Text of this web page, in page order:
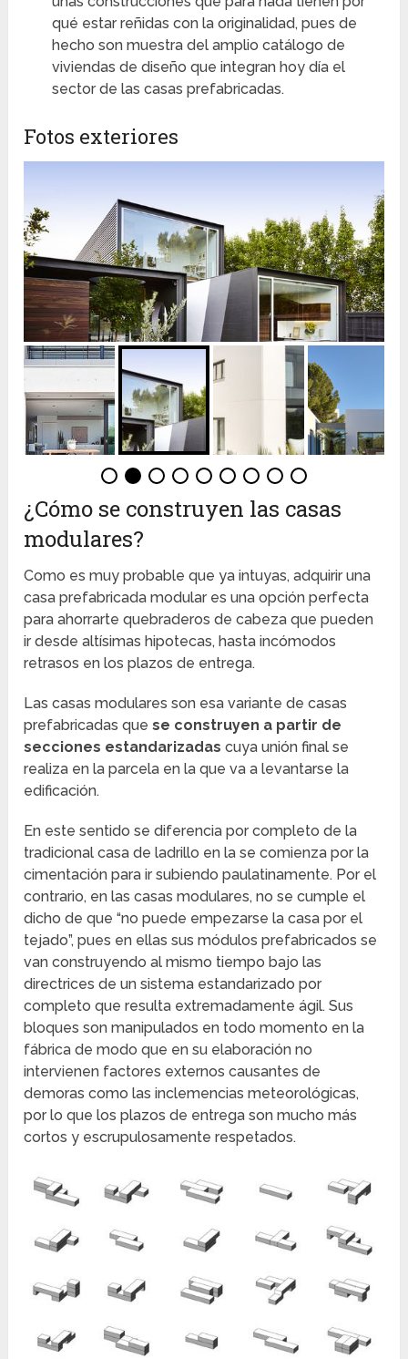
qué estar reñidas con la originalidad, pues de
hecho son muestra del amplio catálogo de
viviendas de diseño que integran hoy día el
sector de las casas prefabricadas.
Fotos exteriores
¿Cómo se construyen las casas
modulares?
Como es muy probable que ya intuyas, adquirir una
casa prefabricada modular es una opción perfecta
para ahorrarte quebraderos de cabeza que pueden
ir desde altísimas hipotecas, hasta incómodos
retrasos en los plazos de entrega.
Las casas modulares son esa variante de casas
prefabricadas quese construyen a partir de
secciones estandarizadas cuya unión final se
realiza en la parcela en la que va a levantarse la
edificación.
En este sentido se diferencia por completo de la
tradicional casa de ladrillo en la se comienza por la
cimentación para ir subiendo paulatinamente. Por el
contrario, en las casas modulares, no se cumple el
dicho de que “no puede empezarse la casa por el
tejado”, pues en ellas sus módulos prefabricados se
van construyendo al mismo tiempo bajo las
directrices de un sistema estandarizado por
completo que resulta extremadamente ágil. Sus
bloques son manipulados en todo momento en la
fábrica de modo que en su elaboración no
intervienen factores externos causantes de
demoras como las inclemencias meteorológicas,
por lo que los plazos de entrega son mucho más
cortos y escrupulosamente respetados.